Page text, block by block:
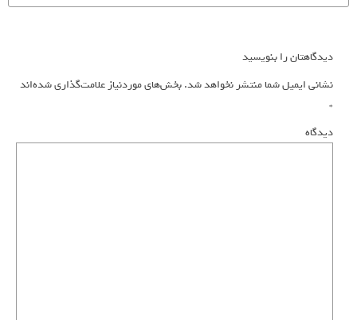
دیدگاهتان را بنویسید
نشانی ایمیل شما منتشر نخواهد شد.بخش‌های موردنیاز علامت‌گذاری شده‌اند
*
دیدگاه